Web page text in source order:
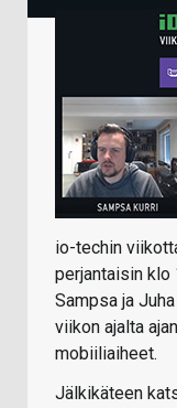
io-techin
perjantaisin
Sampsa ja
viikon ajalta
mobiiliaiheet.
Jälkikäteen